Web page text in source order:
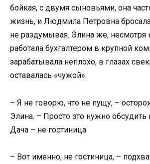
бойкая, с двумя сыновьями, она
жизнь, и Людмила Петровна
не раздумывая. Элина же, несмотря
работала бухгалтером в крупной
зарабатывала неплохо, в глазах
оставалась «чужой».
– Я не говорю, что не пущу, –
Элина. – Просто это нужно обсудить
Дача – не гостиница.
– Вот именно, не гостиница, –